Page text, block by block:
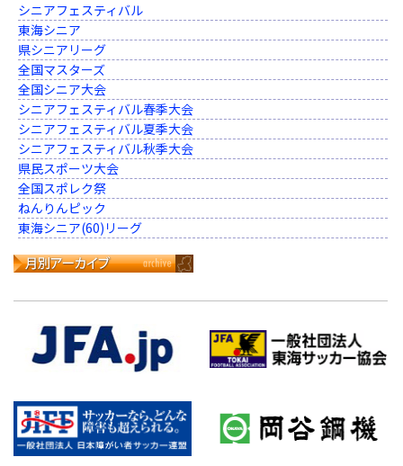
シニアフェスティバル
東海シニア
県シニアリーグ
全国マスターズ
全国シニア大会
シニアフェスティバル春季大会
シニアフェスティバル夏季大会
シニアフェスティバル秋季大会
県民スポーツ大会
全国スポレク祭
ねんりんピック
東海シニア(60)リーグ